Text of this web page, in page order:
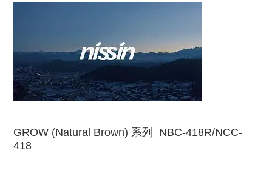
GROW (Natural Brown) 系列 NBC-418R/NCC-
418